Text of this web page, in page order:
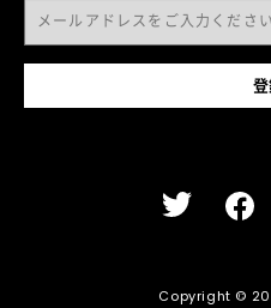
Copyright ©